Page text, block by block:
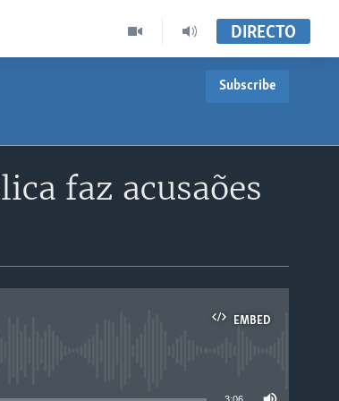
DIRECTO
Subscribe
faz acusaões
EMBED